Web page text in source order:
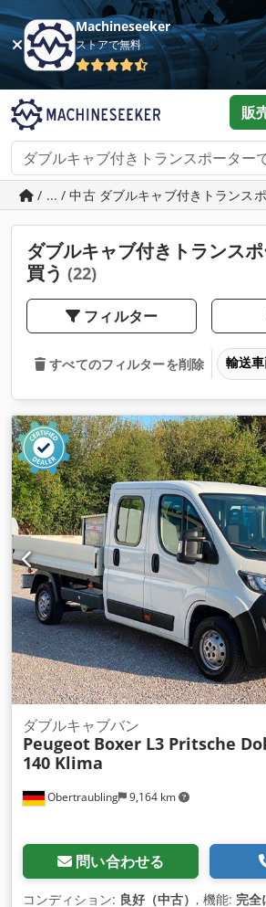
Machineseeker
ストアで無料
販
/ ... / 中古 ダブルキャブ付きトランス
ダブルキャブ付きトランス
買う (22)
フィルター
すべてのフィルターを削除 輸送
Obertraubling 9,164 km
ダブルキャブバン
Peugeot Boxer L3 Pritsche
140 Klima
問い合わせる
コンディション: 良好（中古） , 機能: 完全